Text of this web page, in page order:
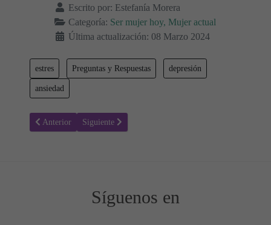
Escrito por: Estefanía Morera
Categoría: Ser mujer hoy, Mujer actual
Última actualización: 08 Marzo 2024
estres Preguntas y Respuestas depresión
ansiedad
Artículo anterior: El Amor Fusional: ¿Cuáles son los Riesgos para la
Anterior Artículo siguiente: Vivir en Pareja: ¿Cómo Mantener
Siguiente
Síguenos en